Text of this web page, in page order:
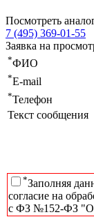
Посмотреть
7 (495) 369-01-55
Заявка на
*ФИО
*E-mail
*Телефон
Текст сообщения
*Заполняя
согласие на
с ФЗ №152-ФЗ "О